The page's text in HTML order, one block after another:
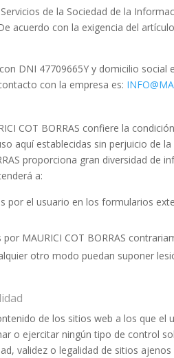
de la Sociedad de la
acuerdo con la exigencia del
DNI 47709665Y y domicilio social
con la empresa es:
COT BORRAS confiere la
aquí establecidas sin perjuicio
proporciona gran diversidad
a:
el usuario en los formularios
MAURICI COT BORRAS
otro modo puedan suponer
de los sitios web a los que
o ejercitar ningún tipo de control
validez o legalidad de sitios